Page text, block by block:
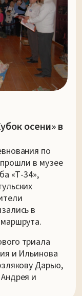
осени» в
по
в музее
«Т-34»,
в
триала
и Ильинова
Дарью,
и